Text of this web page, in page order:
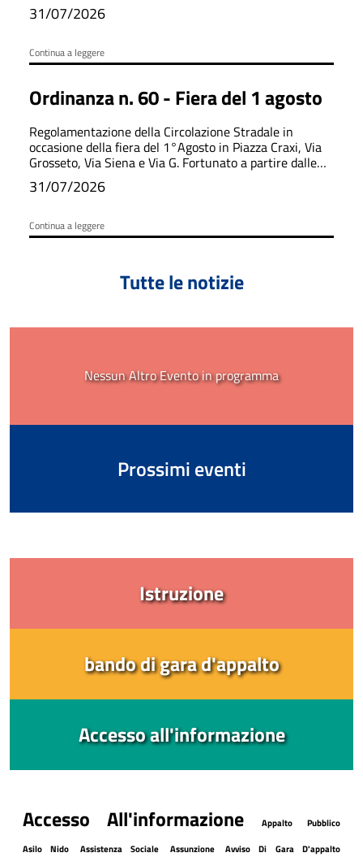
31/07/2026
Continua a leggere
Ordinanza n. 60 - Fiera del 1 agosto
Regolamentazione della Circolazione Stradale in
occasione della fiera del 1°Agosto in Piazza Craxi, Via
Grosseto, Via Siena e Via G. Fortunato a partire dalle
ore 6:00 fino alle ore 15:00.
31/07/2026
Continua a leggere
Tutte le notizie
Nessun Altro Evento in programma
Prossimi eventi
Istruzione
bando di gara d'appalto
Accesso all'informazione
Accesso All'informazione
Appalto Pubblico
Asilo Nido
Assistenza Sociale Assunzione Avviso Di Gara D'appalto